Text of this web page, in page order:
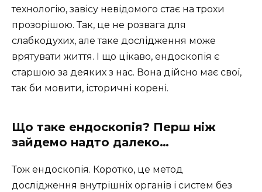
технологію, завісу невідомого стає на трохи
прозорішою. Так, це не розвага для
слабкодухих, але таке дослідження може
врятувати життя. І що цікаво, ендоскопія є
старшою за деяких з нас. Вона дійсно має свої,
так би мовити, історичні корені.
Що таке ендоскопія? Перш ніж
зайдемо надто далеко…
Тож ендоскопія. Коротко, це метод
дослідження внутрішніх органів і систем без